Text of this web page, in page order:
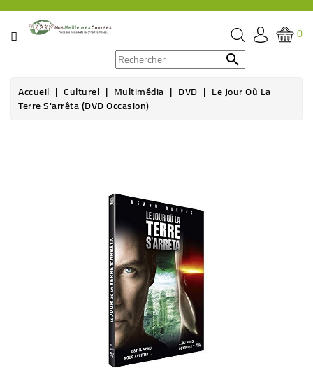
CATÉGORIE
ÉPICERIE
0

Accueil Culturel Multimédia DVD Le Jour Où La
Terre S'arrêta (DVD Occasion)